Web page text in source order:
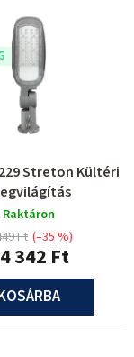
Streton Kültéri
Raktáron
342 Ft
Ft (–35 %)